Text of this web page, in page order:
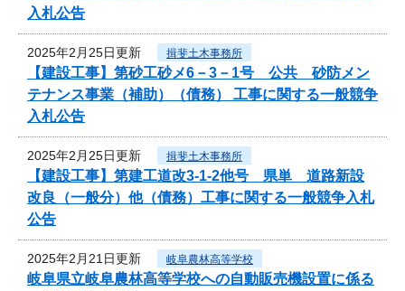
入札公告
2025年2月25日更新 揖斐土木事務所
【建設工事】第砂工砂メ6－3－1号 公共 砂防メン
テナンス事業（補助）（債務） 工事に関する一般競争
入札公告
2025年2月25日更新 揖斐土木事務所
【建設工事】第建工道改3-1-2他号 県単 道路新設
改良（一般分）他（債務）工事に関する一般競争入札
公告
2025年2月21日更新 岐阜農林高等学校
岐阜県立岐阜農林高等学校への自動販売機設置に係る